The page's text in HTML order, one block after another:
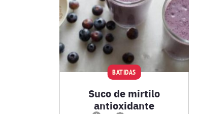
BATIDAS
Suco de mirtilo
antioxidante